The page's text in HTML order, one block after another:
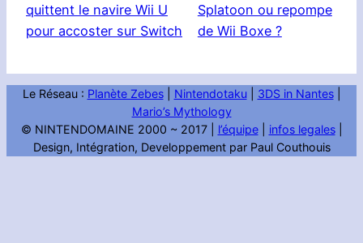
quittent le navire Wii U
pour accoster sur Switch
Splatoon ou repompe
de Wii Boxe ?
Le Réseau : Planète Zebes| Nintendotaku| 3DS in Nantes|
Mario’s Mythology
© NINTENDOMAINE 2000 ~ 2017 | l’équipe| infos legales|
Design, Intégration, Developpement par Paul Couthouis